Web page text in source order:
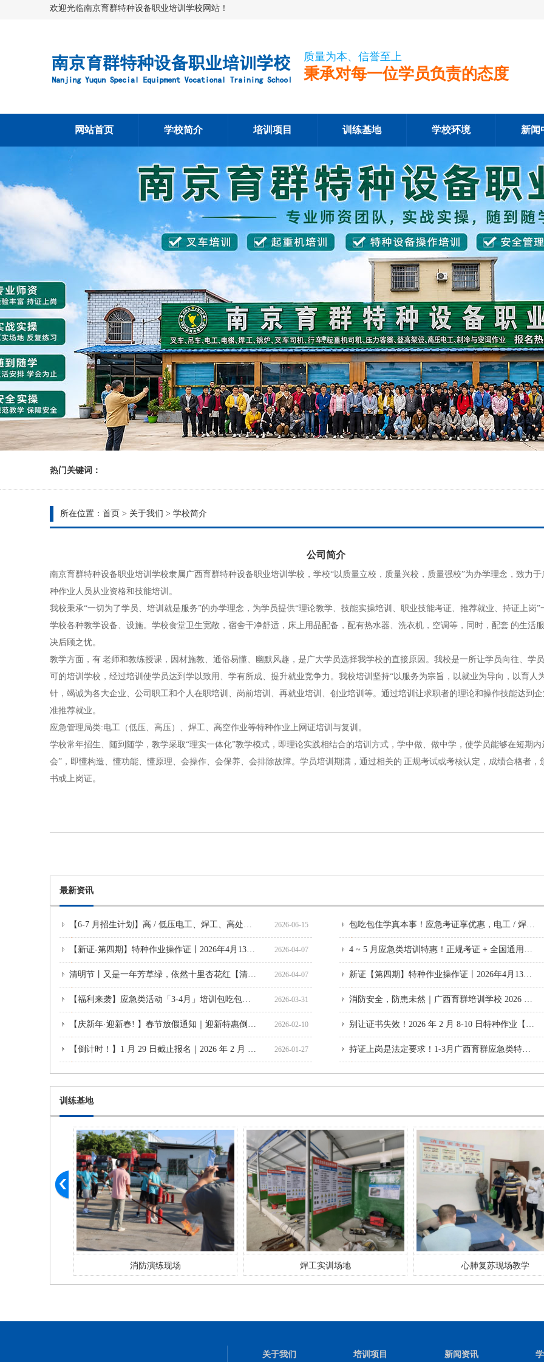
欢迎光临南京育群特种设备职业培训学校网站！
质量为本、信誉至上
秉承对每一位学员负责的态度
网站首页 学校简介 培训项目 训练基地 学校环境 新闻
热门关键词：
所在位置： 首页 > 关于我们 > 学校简介
公司简介
南京育群特种设备职业培训学校隶属广西育群特种设备职业培训学校，学校“以质量立校，质量兴校，质量强校”为办学理念，致力于
种作业人员从业资格和技能培训。
我校秉承“一切为了学员、培训就是服务”的办学理念，为学员提供“理论教学、技能实操培训、职业技能考证、推荐就业、持证上岗”
学校各种教学设备、设施。学校食堂卫生宽敞，宿舍干净舒适，床上用品配备，配有热水器、洗衣机，空调等，同时，配套 的生活
决后顾之忧。
教学方面，有 老师和教练授课，因材施教、通俗易懂、幽默风趣，是广大学员选择我学校的直接原因。我校是一所让学员向往、学
可的培训学校，经过培训使学员达到学以致用、学有所成、提升就业竞争力。我校培训坚持“以服务为宗旨，以就业为导向，以育人
针，竭诚为各大企业、公司职工和个人在职培训、岗前培训、再就业培训、创业培训等。通过培训让求职者的理论和操作技能达到
准推荐就业。
应急管理局类:电工（低压、高压）、焊工、高空作业等特种作业上网证培训与复训。
学校常年招生、随到随学，教学采取“理实一体化”教学模式，即理论实践相结合的培训方式，学中做、做中学，使学员能够在短期内
会”，即懂构造、懂功能、懂原理、会操作、会保养、会排除故障。学员培训期满，通过相关的 正规考试或考核认定，成绩合格者，
书或上岗证。
最新资讯
【6-7 月招生计划】高 / 低压电工、焊工、高处作业应急考证班火热报名｜广西育群 2626-06-15 包吃包住学真本事！应急考证享优惠，电工 / 焊工 / 高处作业丨4-5 月新证/复审班报名开启
【新证-第四期】特种作业操作证丨2026年4月13日开班通知 2626-04-07 4 ~ 5 月应急类培训特惠！正规考证 + 全国通用，电工 / 焊工 / 高空作业速报
清明节丨又是一年芳草绿，依然十里杏花红【清明至，念故人】 2626-04-07 新证【第四期】特种作业操作证丨2026年4月13日开班通知
【福利来袭】应急类活动「3-4月」培训包吃包住享优惠丨电工/焊工/高处火热报名中 2626-03-31 消防安全，防患未然｜广西育群培训学校 2026 年消防应急演练全纪实
【庆新年·迎新春! 】春节放假通知｜迎新特惠倒计时！2-3 月电工 / 焊工 / 高处作业证新班火热报名中 2626-02-10 别让证书失效！2026 年 2 月 8-10 日特种作业【年审班】火热报名中
【倒计时！】1 月 29 日截止报名｜2026 年 2 月 2 日特种作业操作证<新证班>即将开班 2626-01-27 持证上岗是法定要求！1-3月广西育群应急类特种作业培训：高 / 低压电工、焊工等工种培训通道开启
训练基地
焊工实训场地 心肺复苏现场教学 消防模拟演练
关于我们 培训项目 新闻资讯